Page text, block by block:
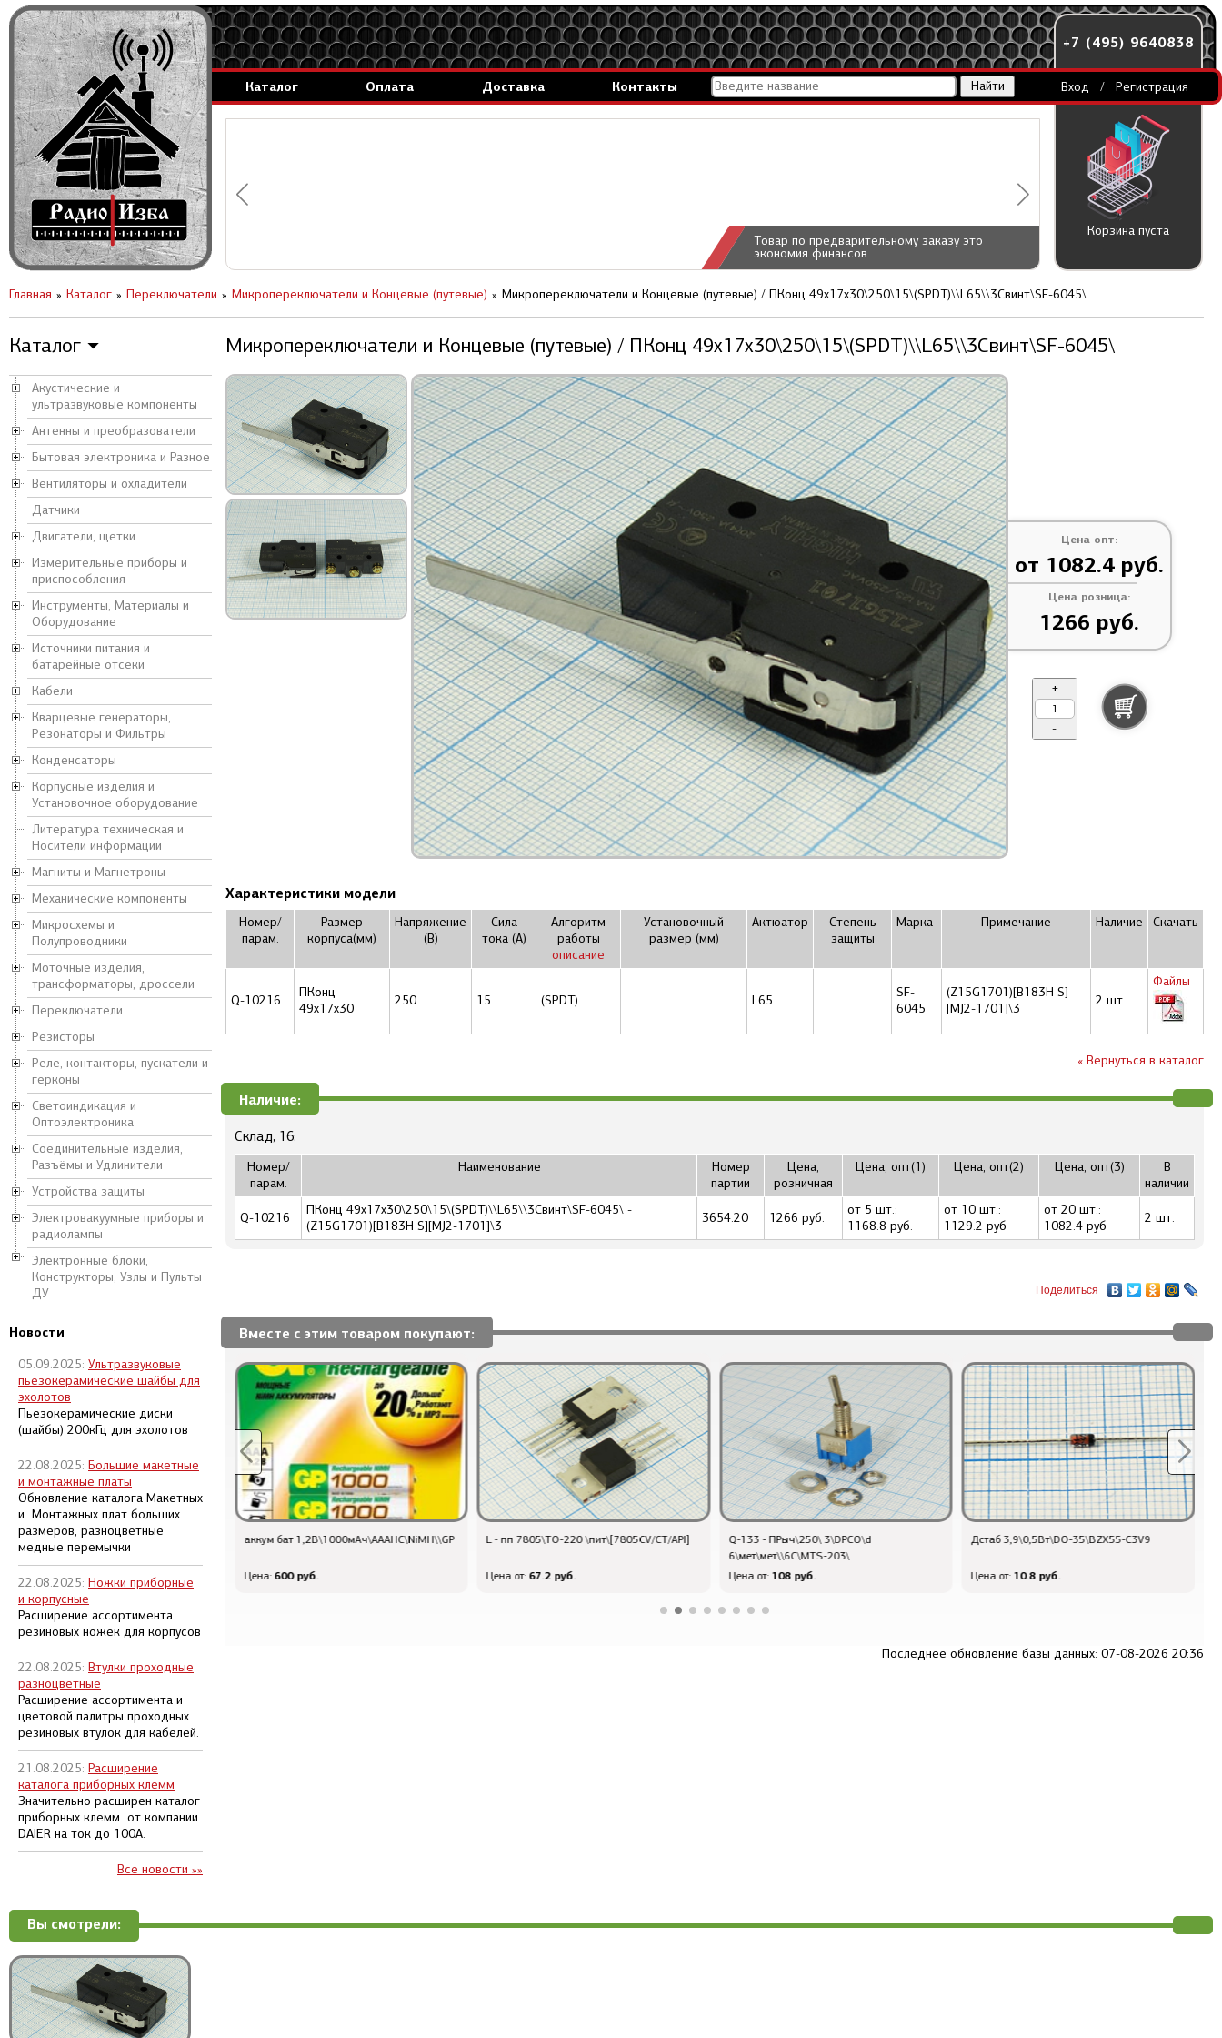
Каталог Оплата Доставка Контакты
генераторы.
за 1 день.
Товар по предварительному заказу это
экономия финансов.
+7 (495) 9640838
Вход / Регистрация
Корзина пуста
Каталог ▼
Акустические и
ультразвуковые компоненты
Антенны и преобразователи
Бытовая электроника и Разное
Вентиляторы и охладители
Датчики
Двигатели, щетки
Измерительные приборы и
приспособления
Инструменты, Материалы и
Оборудование
Источники питания и
батарейные отсеки
Кабели
Кварцевые генераторы,
Резонаторы и Фильтры
Конденсаторы
Корпусные изделия и
Установочное оборудование
Литература техническая и
Носители информации
Магниты и Магнетроны
Механические компоненты
Микросхемы и
Полупроводники
Моточные изделия,
трансформаторы, дроссели
Переключатели
Резисторы
Реле, контакторы, пускатели и
герконы
Светоиндикация и
Оптоэлектроника
Соединительные изделия,
Разъёмы и Удлинители
Устройства защиты
Электровакуумные приборы и
радиолампы
Электронные блоки,
Конструкторы, Узлы и Пульты
ДУ
Новости
05.09.2025: Ультразвуковые
пьезокерамические шайбы для
эхолотов
Пьезокерамические диски
(шайбы) 200кГц для эхолотов
22.08.2025: Большие макетные
и монтажные платы
Обновление каталога Макетных
и Монтажных плат больших
размеров, разноцветные
медные перемычки
22.08.2025: Ножки приборные
и корпусные
Расширение ассортимента
резиновых ножек для корпусов
22.08.2025: Втулки проходные
разноцветные
Расширение ассортимента и
цветовой палитры проходных
резиновых втулок для кабелей.
21.08.2025: Расширение
каталога приборных клемм
Значительно расширен каталог
приборных клемм от компании
DAIER на ток до 100А.
Все новости »»
Микропереключатели и Концевые (путевые) / ПКонц 49x17x30\250\15\(SPDT)\\L65\\3Cвинт\SF-6045\
Главная Каталог Переключатели Микропереключатели и Концевые (путевые) Микропереключатели и Концевые (путевые) / ПКонц 49x17x30\250\15\(SPDT)\\L65\\3Cвинт\SF-6045\
Цена опт:
от 1082.4 руб.
Цена розница:
1266 руб.
+
-
Характеристики модели
Номер/
парам.
Размер
корпуса(мм)
Напряжение
(В)
Сила
тока (А)
Алгоритм
работы
описание
Установочный
размер (мм)
Актюатор
Степень
защиты
Марка Примечание Наличие Скачать
Q-10216
ПКонц
49x17x30
250 15 (SPDT) L65
SF-
6045
(Z15G1701)[B183H S]
[MJ2-1701]\3
2 шт.
Файлы
« Вернуться в каталог
Наличие:
Склад, 16:
Номер/
парам.
Наименование
Номер
партии
Цена,
розничная
Цена, опт(1) Цена, опт(2) Цена, опт(3)
В
наличии
Q-10216
ПКонц 49x17x30\250\15\(SPDT)\\L65\\3Cвинт\SF-6045\ -
(Z15G1701)[B183H S][MJ2-1701]\3
3654.20 1266 руб.
от 5 шт.:
1168.8 руб.
от 10 шт.:
1129.2 руб
от 20 шт.:
1082.4 руб
2 шт.
Поделиться
Вместе с этим товаром покупают:
аккум бат 1,2В\1000мАч\AAAHC\NiMH\\GP
Цена:600 руб.
L - пп 7805\TO-220 \пит\[7805CV/CT/API]
Цена от:67.2 руб.
Q-133 - ПРыч\250\ 3\DPCO\d
Цена от:108 руб.
Дстаб 3,9\0,5Вт\DO-35\BZX55-C3V9
Цена от:10.8 руб.
Q-7292 - РПодстр 5,0к\
Цена от:74.4 руб.
Последнее обновление базы данных: 07-08-2026 20:36
Вы смотрели: